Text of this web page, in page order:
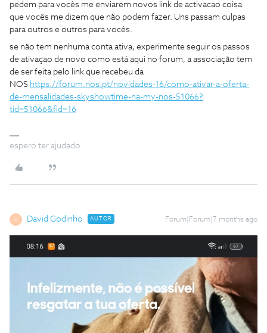
pedem para vocês me enviarem novos link de activacao coisa
que vocês me dizem que não podem fazer. Uns passam culpas
para outros e outros para vocês.
se não tem nenhuma conta ativa, experimente seguir os passos
de ativaçao de novo como está aqui no forum, a associação tem
de ser feita pelo link que recebeu da
NOS https://forum.nos.pt/novidades-16/como-ativar-a-oferta-
de-mensalidades-skyshowtime-na-my-nos-51066?
tid=51066&fid=16
espero ter ajudado
D David Godinho AUTOR Forum|Forum|7 months ago